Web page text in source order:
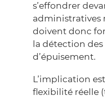
s’effondrer
administratives
doivent donc
la détection
d’épuisement.
L’implication
flexibilité réelle